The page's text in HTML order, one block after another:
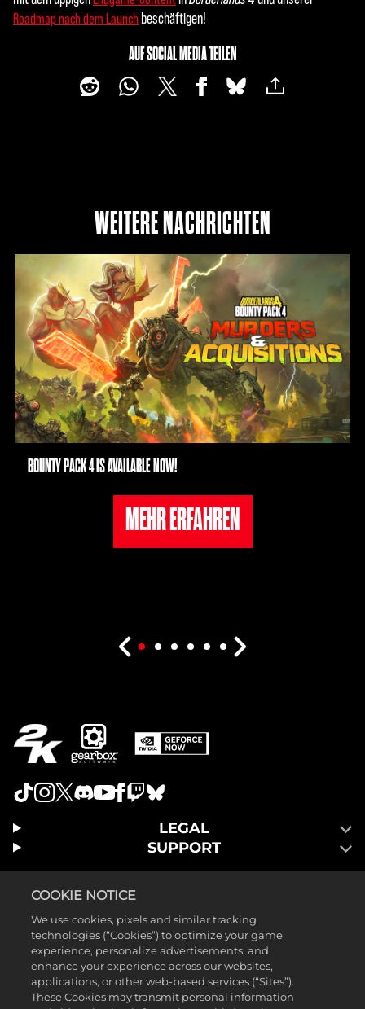
Roadmap nach dem Launch beschäftigen!
AUF SOCIAL MEDIA TEILEN
WEITERE NACHRICHTEN
BOUNTY PACK 4 IS AVAILABLE NOW!
MEHR ERFAHREN
LEGAL
SUPPORT
COOKIE NOTICE
We use cookies, pixels and similar tracking
technologies (“Cookies”) to optimize your game
experience, personalize advertisements, and
enhance your experience across our websites,
applications, or other web-based services (“Sites”).
These Cookies may transmit personal information